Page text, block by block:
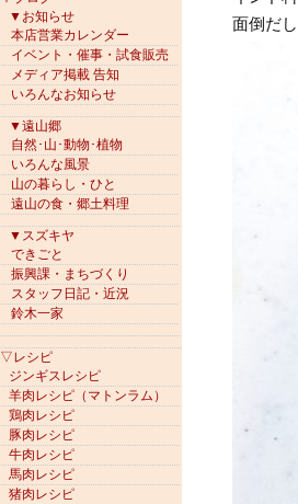
面倒だ
▼お知らせ
本店営業カレンダー
イベント・催事・試食販売
メディア掲載 告知
いろんなお知らせ
▼遠山郷
自然･山･動物･植物
いろんな風景
山の暮らし・ひと
遠山の食・郷土料理
▼スズキヤ
できごと
振興課・まちづくり
スタッフ日記・近況
鈴木一家
▽レシピ
ジンギスレシピ
羊肉レシピ（マトンラム）
鶏肉レシピ
豚肉レシピ
牛肉レシピ
馬肉レシピ
猪肉レシピ